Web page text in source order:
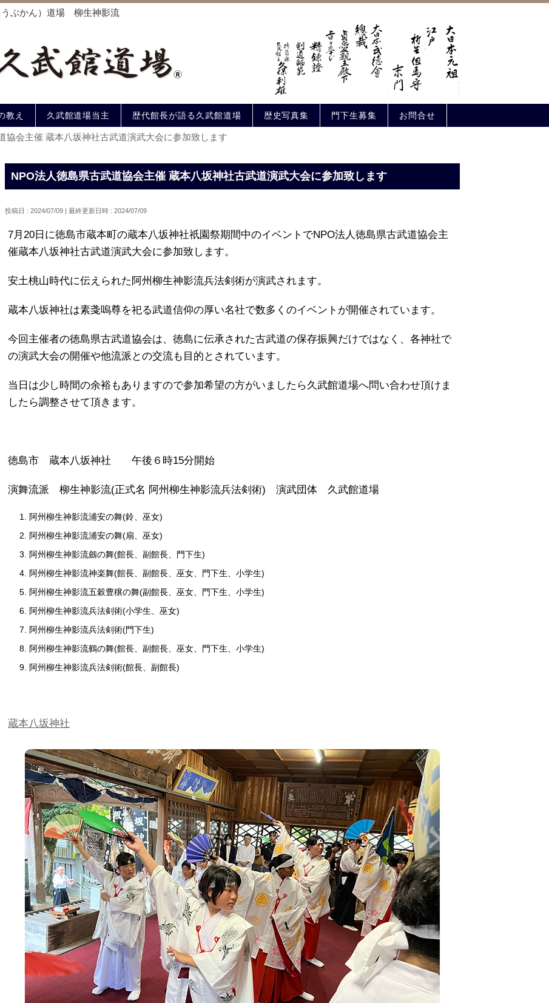
うぶかん）道場 柳生神影流
教え 久武館道場当主 歴代館長が語る久武館道場 歴史写真集 門下生募集 お問合せ
協会主催 蔵本八坂神社古武道演武大会に参加致します
NPO法人徳島県古武道協会主催 蔵本八坂神社古武道演武大会に参加致します
投稿日 : 2024/07/09 最終更新日時 : 2024/07/09
7月20日に徳島市蔵本町の蔵本八坂神社祇園祭期間中のイベントでNPO法人徳島県古武道協会主
催蔵本八坂神社古武道演武大会に参加致します。
安土桃山時代に伝えられた阿州柳生神影流兵法剣術が演武されます。
蔵本八坂神社は素戔嗚尊を祀る武道信仰の厚い名社で数多くのイベントが開催されています。
今回主催者の徳島県古武道協会は、徳島に伝承された古武道の保存振興だけではなく、各神社で
の演武大会の開催や他流派との交流も目的とされています。
当日は少し時間の余裕もありますので参加希望の方がいましたら久武館道場へ問い合わせ頂けま
したら調整させて頂きます。
徳島市 蔵本八坂神社 午後６時15分開始
演舞流派 柳生神影流(正式名 阿州柳生神影流兵法剣術) 演武団体 久武館道場
阿州柳生神影流浦安の舞(鈴、巫女)
阿州柳生神影流浦安の舞(扇、巫女)
阿州柳生神影流劔の舞(館長、副館長、門下生)
阿州柳生神影流神楽舞(館長、副館長、巫女、門下生、小学生)
阿州柳生神影流五穀豊穣の舞(副館長、巫女、門下生、小学生)
阿州柳生神影流兵法剣術(小学生、巫女)
阿州柳生神影流兵法剣術(門下生)
阿州柳生神影流鶴の舞(館長、副館長、巫女、門下生、小学生)
阿州柳生神影流兵法剣術(館長、副館長)
蔵本八坂神社